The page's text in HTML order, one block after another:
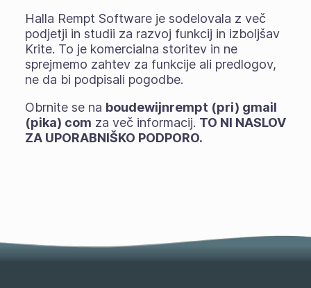
Halla Rempt Software je sodelovala z več
podjetji in studii za razvoj funkcij in izboljšav
Krite. To je komercialna storitev in ne
sprejmemo zahtev za funkcije ali predlogov,
ne da bi podpisali pogodbe.
Obrnite se na boudewijnrempt (pri) gmail
(pika) com za več informacij. TO NI NASLOV
ZA UPORABNIŠKO PODPORO.